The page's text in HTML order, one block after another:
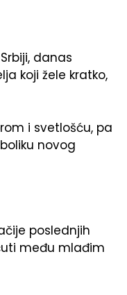
danas
koji žele kratko,
i svetlošću, pa
novog
poslednjih
među mlađim